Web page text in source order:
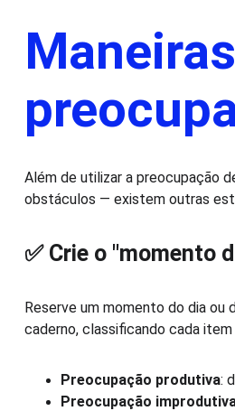
Além de utilizar a preocupação
obstáculos — existem outras
✅ Crie o "momento
Reserve um momento do dia
caderno, classificando cada item
Preocupação produtiva:
Preocupação